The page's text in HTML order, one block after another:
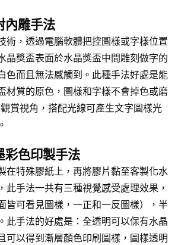
內雕手法
術，透過電腦軟體把控圖樣或字樣位置
晶獎盃表面於水晶獎盃中間雕刻做字的
色而且無法感觸到。此種手法好處是能
材質的原色，圖樣和字樣不會掉色或磨
賞視角，搭配光線可產生文字圖樣光
彩色印製手法
在特殊膠紙上，再將膠片黏至客製化水
此手法一共有三種視覺感受處理效果，
皆可看見圖樣，一正和一反圖樣），半
此手法的好處是：全透明可以保有水晶
可以得到漸層顏色印刷圖樣，圖樣透明